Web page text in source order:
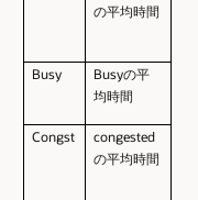
の平均時間
Busy Busyの平
均時間
Congst
congested
の平均時間